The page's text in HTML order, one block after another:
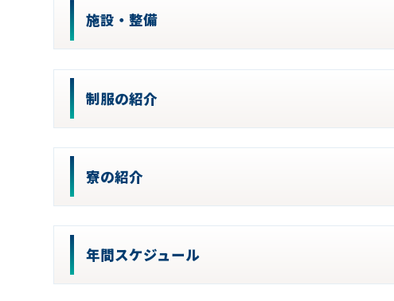
施設・整備
制服の紹介
寮の紹介
年間スケジュール